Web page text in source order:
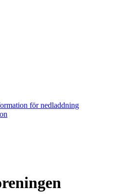
för nedladdning